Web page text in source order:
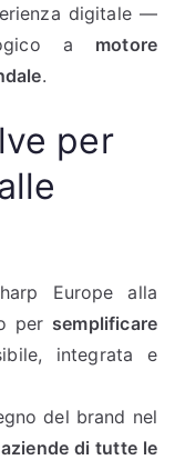
digitale —
a motore
.
per
Europe alla
per semplificare
integrata e
del brand nel
di tutte le